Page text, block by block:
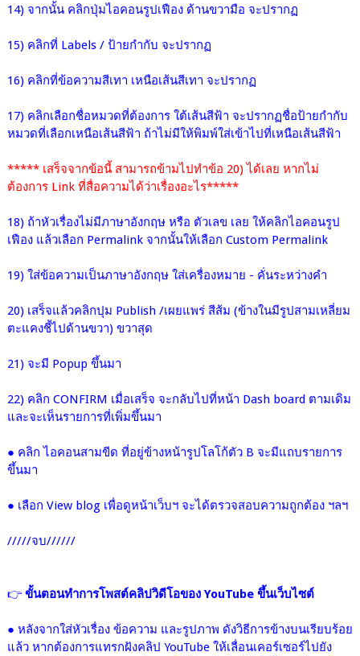
14) จากนั้น คลิกปุ่มไอคอนรูปเฟือง ด้านขวามือ จะปรากฏ
15) คลิกที่ Labels / ป้ายกำกับ จะปรากฏ
16) คลิกที่ข้อความสีเทา เหนือเส้นสีเทา จะปรากฏ
17) คลิกเลือกชื่อหมวดที่ต้องการ ใต้เส้นสีฟ้า จะปรากฏชื่อป้ายกำกับ
หมวดที่เลือกเหนือเส้นสีฟ้า ถ้าไม่มีให้พิมพ์ใส่เข้าไปที่เหนือเส้นสีฟ้า
***** เสร็จจากข้อนี้ สามารถข้ามไปทำข้อ 20) ได้เลย หากไม่
ต้องการ Link ที่สื่อความได้ว่าเรื่องอะไร*****
18) ถ้าหัวเรื่องไม่มีภาษาอังกฤษ หรือ ตัวเลข เลย ให้คลิกไอคอนรูป
เฟือง แล้วเลือก Permalink จากนั้นให้เลือก Custom Permalink
19) ใส่ข้อความเป็นภาษาอังกฤษ ใส่เครื่องหมาย - คั่นระหว่างคำ
20) เสร็จแล้วคลิกปุม Publish /เผยแพร่ สีส้ม (ข้างในมีรูปสามเหลี่ยม
ตะแคงชี้ไปด้านขวา) ขวาสุด
21) จะมี Popup ขึ้นมา
22) คลิก CONFIRM เมื่อเสร็จ จะกลับไปที่หน้า Dash board ตามเดิม
และจะเห็นรายการที่เพิ่มขึ้นมา
● คลิก ไอคอนสามขีด ที่อยู่ข้างหน้ารูปโลโก้ตัว B จะมีแถบรายการ
ขึ้นมา
● เลือก View blog เพื่อดูหน้าเว็บฯ จะได้ตรวจสอบความถูกต้อง ฯลฯ
/////จบ//////
👉 ขั้นตอนทำการโพสต์คลิปวิดีโอของ YouTube ขึ้นเว็บไซต์
● หลังจากใส่หัวเรื่อง ข้อความ และรูปภาพ ดังวิธีการข้างบนเรียบร้อย
แล้ว หากต้องการแทรกฝังคลิป YouTube ให้เลื่อนเคอร์เซอร์ไปยัง